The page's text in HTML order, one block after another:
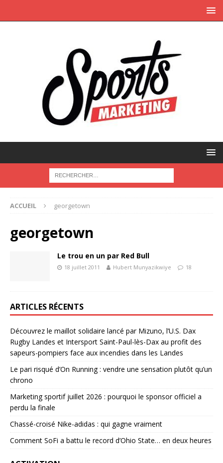
ACCUEIL georgetown
georgetown
Le trou en un par Red Bull
18 juillet 2011 Hubert Munyazikwiye 18
ARTICLES RÉCENTS
Découvrez le maillot solidaire lancé par Mizuno, l’U.S. Dax
Rugby Landes et Intersport Saint-Paul-lès-Dax au profit des
sapeurs-pompiers face aux incendies dans les Landes
Le pari risqué d’On Running : vendre une sensation plutôt qu’un
chrono
Marketing sportif juillet 2026 : pourquoi le sponsor officiel a
perdu la finale
Chassé-croisé Nike-adidas : qui gagne vraiment
Comment SoFi a battu le record d’Ohio State… en deux heures